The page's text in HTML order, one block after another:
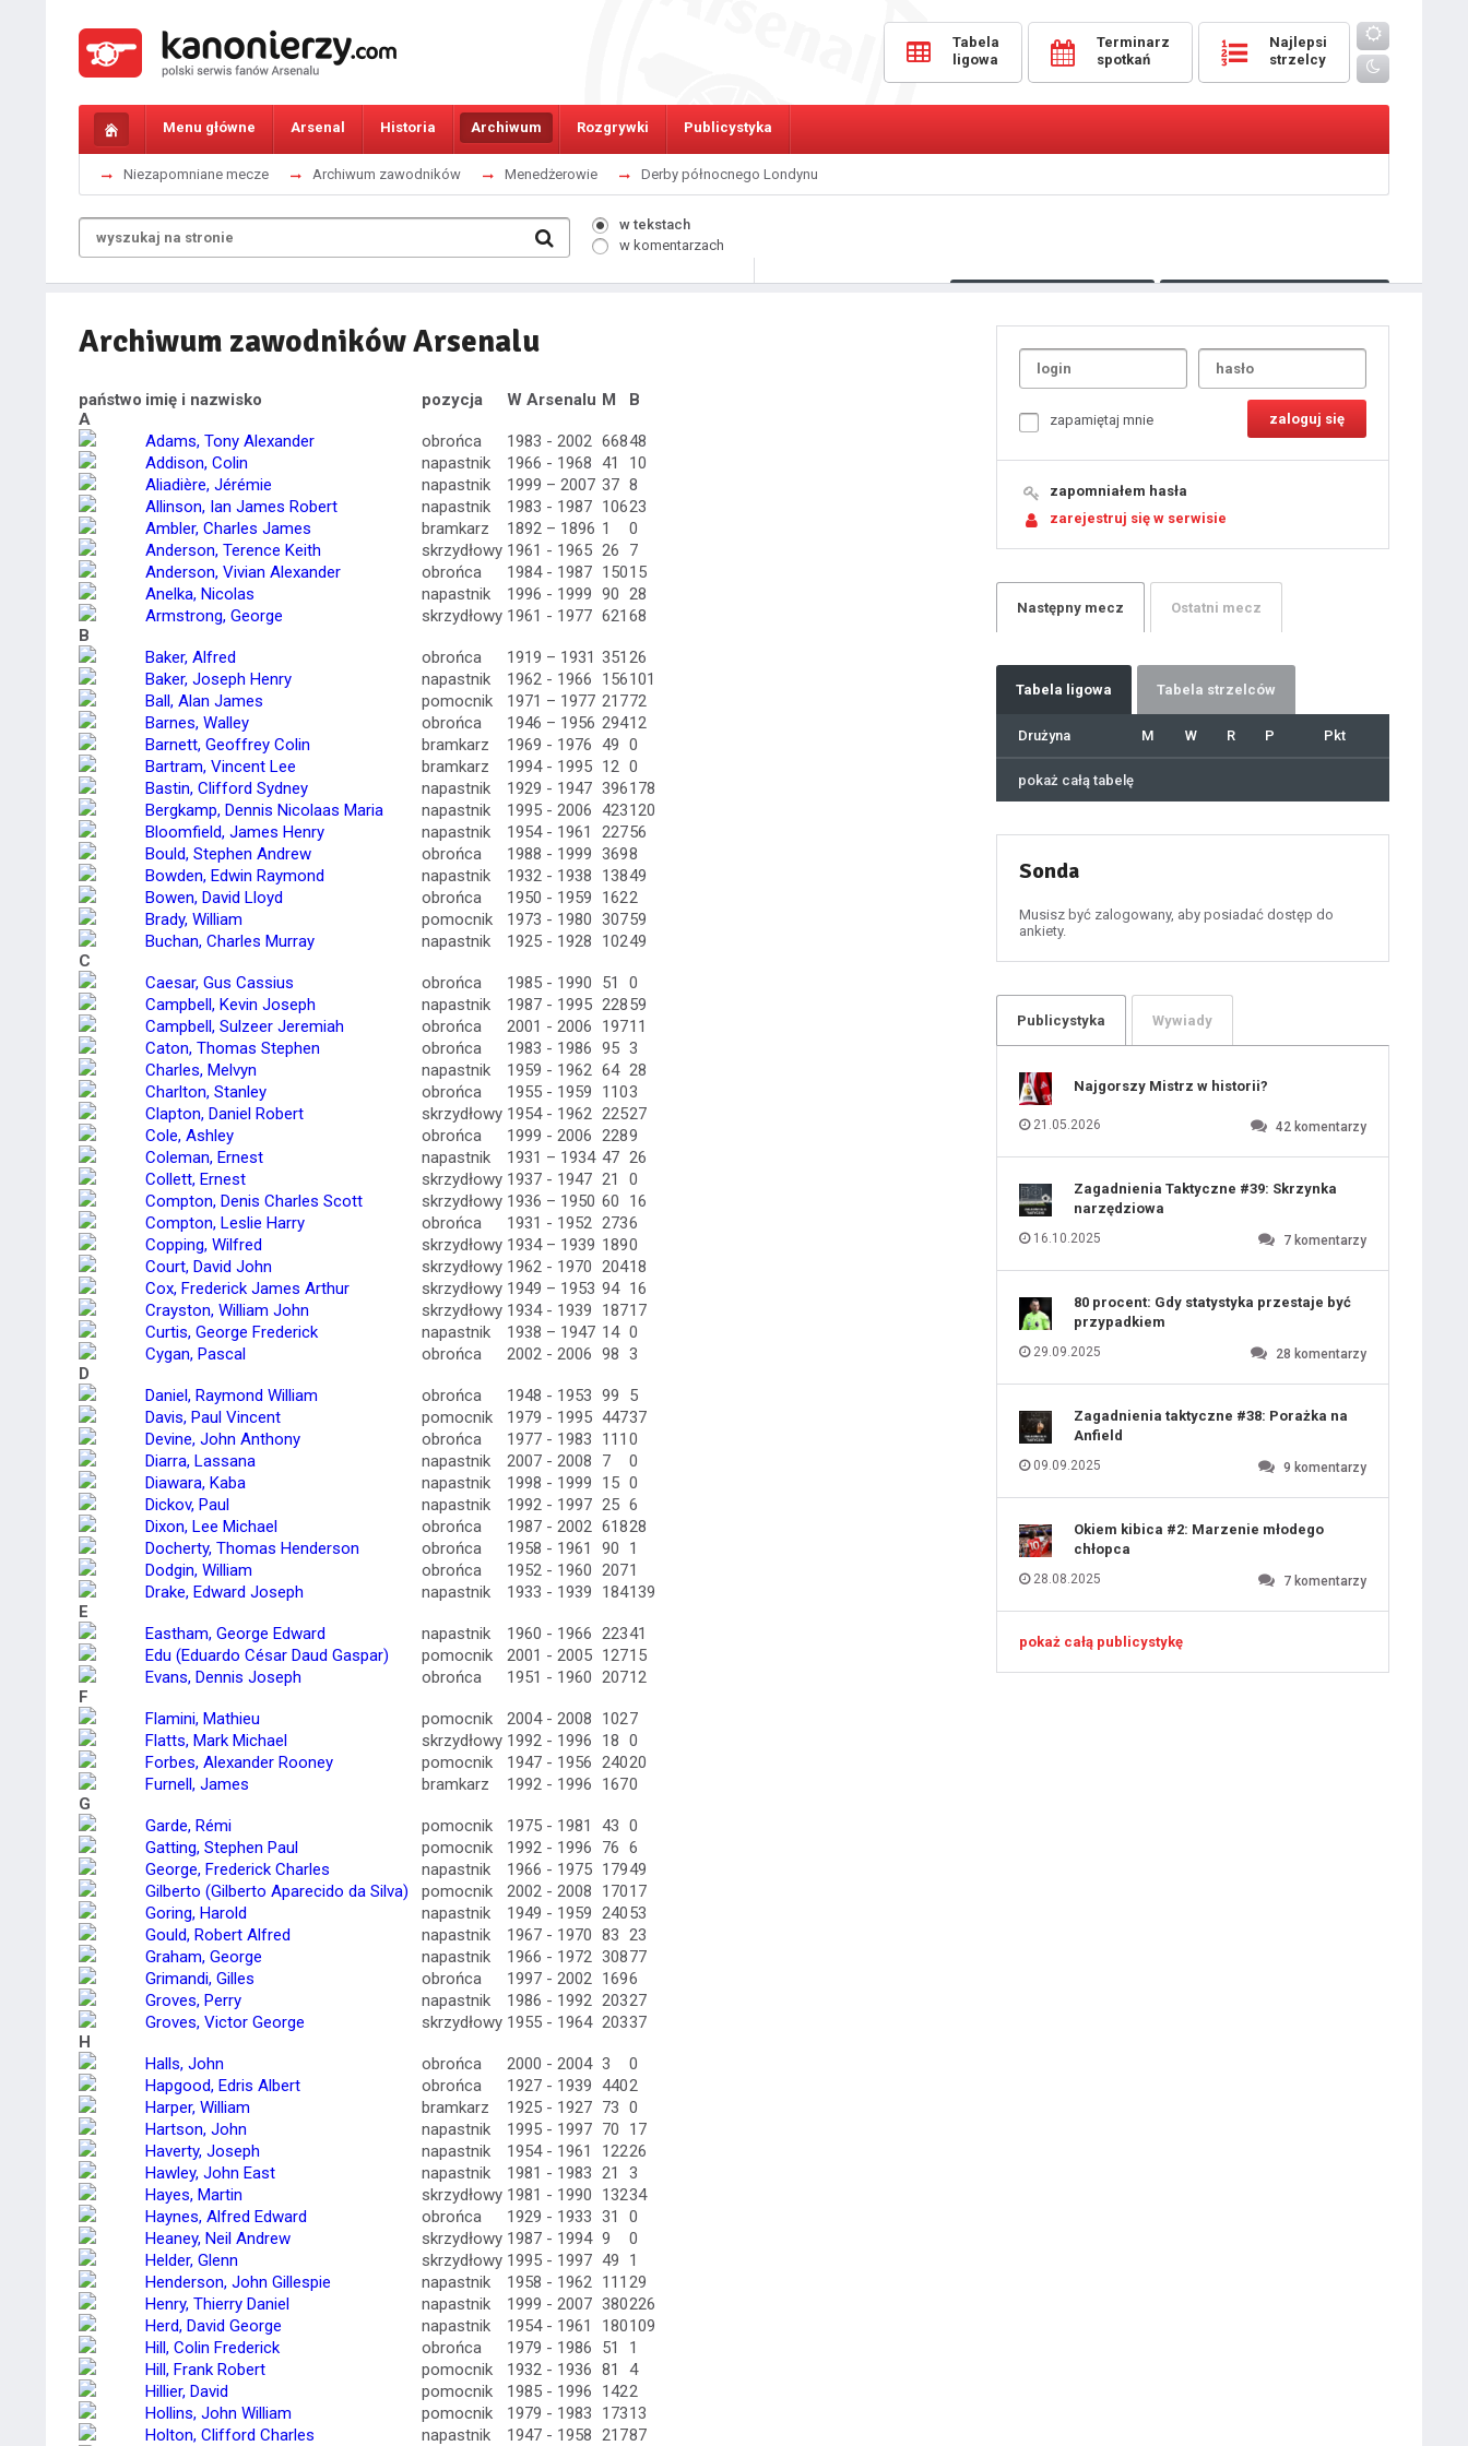
Tabela
ligowa
Terminarz
spotkań
Najlepsi
strzelcy
Menu główne Arsenal Historia Archiwum Rozgrywki Publicystyka
Niezapomniane mecze Archiwum zawodników Menedżerowie Derby północnego Londynu
w tekstach
w komentarzach
Archiwum zawodników Arsenalu
państwo imię i nazwisko pozycja W Arsenalu M
B
A
Adams, Tony Alexander
obrońca 1983 - 2002 66848
Addison, Colin
napastnik 1966 - 1968 41
10
Aliadière, Jérémie
napastnik 1999 – 2007 37 8
Allinson, Ian James Robert
napastnik 1983 - 1987 10623
Ambler, Charles James
bramkarz 1892 – 1896 1
0
Anderson, Terence Keith
skrzydłowy 1961 - 1965 26
7
Anderson, Vivian Alexander
obrońca 1984 - 1987 15015
Anelka, Nicolas
napastnik 1996 - 1999 90 28
Armstrong, George
skrzydłowy 1961 - 1977 621 68
B
Baker, Alfred
obrońca 1919 – 1931 351 26
Baker, Joseph Henry
napastnik 1962 - 1966 156101
Ball, Alan James
pomocnik 1971 – 1977 21772
Barnes, Walley
obrońca 1946 – 1956 29412
Barnett, Geoffrey Colin
bramkarz 1969 - 1976 49 0
Bartram, Vincent Lee
bramkarz 1994 - 1995 12 0
Bastin, Clifford Sydney
napastnik 1929 - 1947 396178
Bergkamp, Dennis Nicolaas Maria
napastnik 1995 - 2006 423120
Bloomfield, James Henry
napastnik 1954 - 1961 22756
Bould, Stephen Andrew
obrońca 1988 - 1999 3698
Bowden, Edwin Raymond
napastnik 1932 - 1938 13849
Bowen, David Lloyd
obrońca 1950 - 1959 1622
Brady, William
pomocnik 1973 - 1980 30759
Buchan, Charles Murray
napastnik 1925 - 1928 10249
C
Caesar, Gus Cassius
obrońca 1985 - 1990 51
0
Campbell, Kevin Joseph
napastnik 1987 - 1995 22859
Campbell, Sulzeer Jeremiah
obrońca 2001 - 2006 19711
Caton, Thomas Stephen
obrońca 1983 - 1986 95 3
Charles, Melvyn
napastnik 1959 - 1962 64 28
Charlton, Stanley
obrońca 1955 - 1959 1103
Clapton, Daniel Robert
skrzydłowy 1954 - 1962 22527
Cole, Ashley
obrońca 1999 - 2006 2289
Coleman, Ernest
napastnik 1931 – 1934 47 26
Collett, Ernest
skrzydłowy 1937 - 1947 21
0
Compton, Denis Charles Scott
skrzydłowy 1936 – 1950 60
16
Compton, Leslie Harry
obrońca 1931 - 1952 2736
Copping, Wilfred
skrzydłowy 1934 – 1939 1890
Court, David John
skrzydłowy 1962 - 1970 20418
Cox, Frederick James Arthur
skrzydłowy 1949 – 1953 94 16
Crayston, William John
skrzydłowy 1934 - 1939 18717
Curtis, George Frederick
napastnik 1938 – 1947 14 0
Cygan, Pascal
obrońca 2002 - 2006 98 3
D
Daniel, Raymond William
obrońca 1948 - 1953 99
5
Davis, Paul Vincent
pomocnik 1979 - 1995 44737
Devine, John Anthony
obrońca 1977 - 1983 111 0
Diarra, Lassana
napastnik 2007 - 2008 7
0
Diawara, Kaba
napastnik 1998 - 1999 15 0
Dickov, Paul
napastnik 1992 - 1997 25 6
Dixon, Lee Michael
obrońca 1987 - 2002 61828
Docherty, Thomas Henderson
obrońca 1958 - 1961 90
1
Dodgin, William
obrońca 1952 - 1960 2071
Drake, Edward Joseph
napastnik 1933 - 1939 184139
E
Eastham, George Edward
napastnik 1960 - 1966 22341
Edu (Eduardo César Daud Gaspar)
pomocnik 2001 - 2005 12715
Evans, Dennis Joseph
obrońca 1951 - 1960 20712
F
Flamini, Mathieu
pomocnik 2004 - 2008 1027
Flatts, Mark Michael
skrzydłowy 1992 - 1996 18 0
Forbes, Alexander Rooney
pomocnik 1947 - 1956 24020
Furnell, James
bramkarz 1992 - 1996 1670
G
Garde, Rémi
pomocnik 1975 - 1981 43 0
Gatting, Stephen Paul
pomocnik 1992 - 1996 76 6
George, Frederick Charles
napastnik 1966 - 1975 17949
Gilberto (Gilberto Aparecido da Silva)
pomocnik 2002 - 2008 17017
Goring, Harold
napastnik 1949 - 1959 24053
Gould, Robert Alfred
napastnik 1967 - 1970 83 23
Graham, George
napastnik 1966 - 1972 30877
Grimandi, Gilles
obrońca 1997 - 2002 1696
Groves, Perry
napastnik 1986 - 1992 20327
Groves, Victor George
skrzydłowy 1955 - 1964 20337
H
Halls, John
obrońca 2000 - 2004 3
0
Hapgood, Edris Albert
obrońca 1927 - 1939 4402
Harper, William
bramkarz 1925 - 1927 73 0
Hartson, John
napastnik 1995 - 1997 70
17
Haverty, Joseph
napastnik 1954 - 1961 12226
Hawley, John East
napastnik 1981 - 1983 21
3
Hayes, Martin
skrzydłowy 1981 - 1990 13234
Haynes, Alfred Edward
obrońca 1929 - 1933 31
0
Heaney, Neil Andrew
skrzydłowy 1987 - 1994 9
0
Helder, Glenn
skrzydłowy 1995 - 1997 49
1
Henderson, John Gillespie
napastnik 1958 - 1962 111 29
Henry, Thierry Daniel
napastnik 1999 - 2007 380226
Herd, David George
napastnik 1954 - 1961 180109
Hill, Colin Frederick
obrońca 1979 - 1986 51
1
Hill, Frank Robert
pomocnik 1932 - 1936 81
4
Hillier, David
pomocnik 1985 - 1996 1422
Hollins, John William
pomocnik 1979 - 1983 17313
Holton, Clifford Charles
napastnik 1947 - 1958 21787
zapamiętaj mnie
zapomniałem hasła
zarejestruj się w serwisie
Następny mecz Ostatni mecz
Tabela ligowa Tabela strzelców
Drużyna M W R P Pkt
pokaż całą tabelę
Sonda
Musisz być zalogowany, aby posiadać dostęp do
ankiety.
Publicystyka Wywiady
Najgorszy Mistrz w historii?
21.05.2026 42 komentarzy
Zagadnienia Taktyczne #39: Skrzynka
narzędziowa
16.10.2025 7 komentarzy
80 procent: Gdy statystyka przestaje być
przypadkiem
29.09.2025 28 komentarzy
Zagadnienia taktyczne #38: Porażka na
Anfield
09.09.2025 9 komentarzy
Okiem kibica #2: Marzenie młodego
chłopca
28.08.2025 7 komentarzy
pokaż całą publicystykę